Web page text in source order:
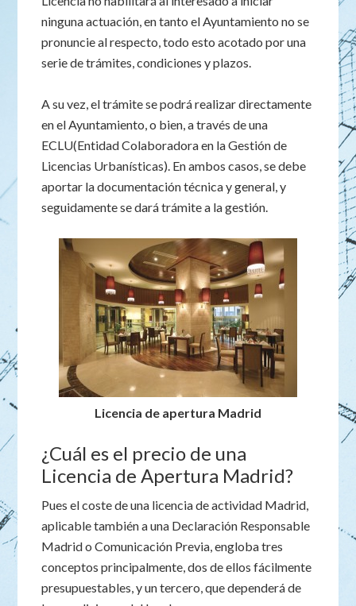
ninguna actuación, en tanto el Ayuntamiento no se
pronuncie al respecto, todo esto acotado por una
serie de trámites, condiciones y plazos.
A su vez, el trámite se podrá realizar directamente
en el Ayuntamiento, o bien, a través de una
ECLU(Entidad Colaboradora en la Gestión de
Licencias Urbanísticas). En ambos casos, se debe
aportar la documentación técnica y general, y
seguidamente se dará trámite a la gestión.
Licencia de apertura Madrid
¿Cuál es el precio de una
Licencia de Apertura Madrid?
Pues el coste de una licencia de actividad Madrid,
aplicable también a una Declaración Responsable
Madrid o Comunicación Previa, engloba tres
conceptos principalmente, dos de ellos fácilmente
presupuestables, y un tercero, que dependerá de